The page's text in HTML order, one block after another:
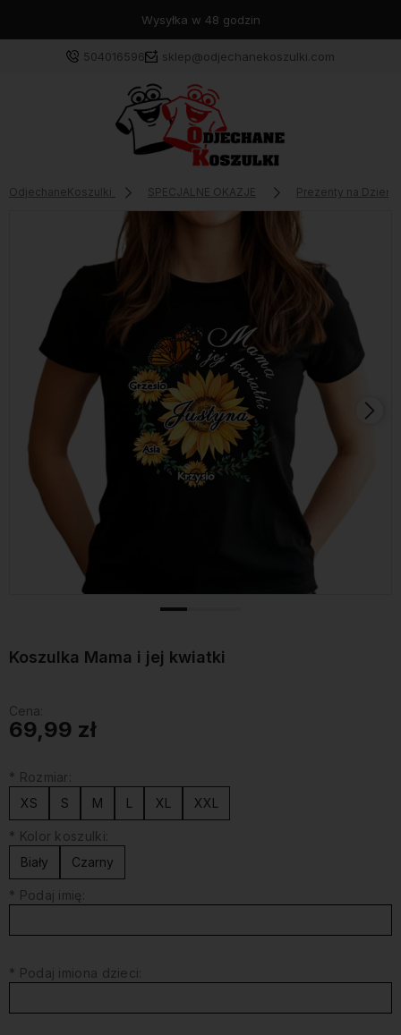
Wysyłka w 48 godzin
504016596 sklep@odjechanekoszulki.com
OdjechaneKoszulki SPECJALNE OKAZJE Prezenty na Dzień
Koszulka Mama i jej kwiatki
Cena:
69,99 zł
* Rozmiar:
XS
S M L XL XXL
* Kolor koszulki:
Biały
Czarny
* Podaj imię:
* Podaj imiona dzieci: